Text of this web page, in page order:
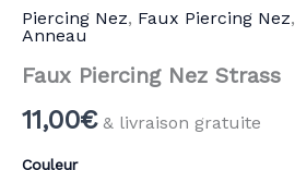
Piercing Nez, Faux Piercing Nez,
Anneau
Faux Piercing Nez Strass
11,00€ & livraison gratuite
Couleur